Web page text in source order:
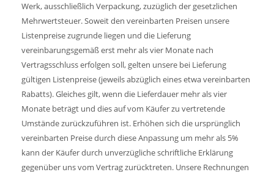
Werk, ausschließlich Verpackung, zuzüglich der gesetzlichen
Mehrwertsteuer. Soweit den vereinbarten Preisen unsere
Listenpreise zugrunde liegen und die Lieferung
vereinbarungsgemäß erst mehr als vier Monate nach
Vertragsschluss erfolgen soll, gelten unsere bei Lieferung
gültigen Listenpreise (jeweils abzüglich eines etwa vereinbarten
Rabatts). Gleiches gilt, wenn die Lieferdauer mehr als vier
Monate beträgt und dies auf vom Käufer zu vertretende
Umstände zurückzuführen ist. Erhöhen sich die ursprünglich
vereinbarten Preise durch diese Anpassung um mehr als 5%
kann der Käufer durch unverzügliche schriftliche Erklärung
gegenüber uns vom Vertrag zurücktreten. Unsere Rechnungen